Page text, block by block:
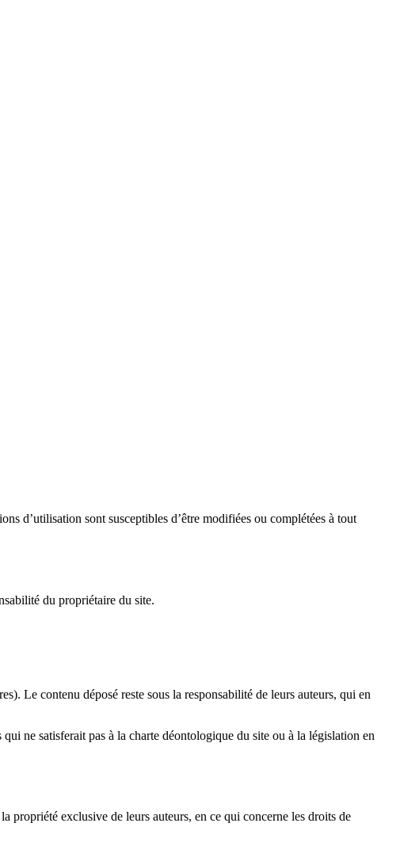
d’utilisation sont susceptibles d’être modifiées ou complétées à tout
du propriétaire du site.
Le contenu déposé reste sous la responsabilité de leurs auteurs, qui en
ne satisferait pas à la charte déontologique du site ou à la législation en
propriété exclusive de leurs auteurs, en ce qui concerne les droits de